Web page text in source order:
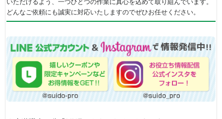
いただけるよう、一つひとつの作業に真心を込めて取り組んでいます。
どんなご依頼にも誠実に対応いたしますのでぜひお任せください。